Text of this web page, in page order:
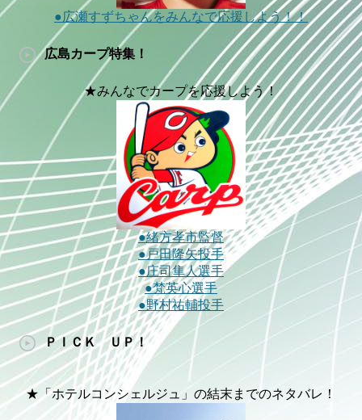
●広瀬すずちゃんをみんなで応援しよう！！
広島カープ特集！
★みんなでカープを応援しよう！
●緒方孝市監督
●戸田隆矢投手
●庄司隼人選手
●梵英心選手
●野村祐輔投手
ＰＩＣＫ ＵＰ！
★「ホテルコンシェルジュ」の結末までのネタバレ！